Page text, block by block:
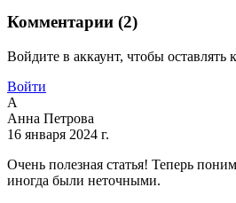
Комментарии (2)
Войдите в аккаунт, чтобы оставлять
Войти
А
Анна Петрова
16 января 2024 г.
Очень полезная статья! Теперь
иногда были неточными.